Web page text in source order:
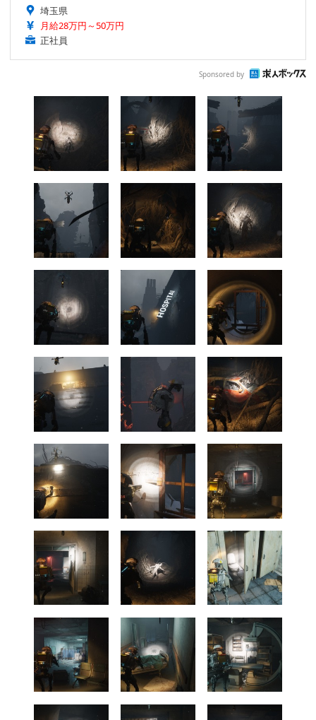
埼玉県
月給28万円～50万円
正社員
Sponsored by